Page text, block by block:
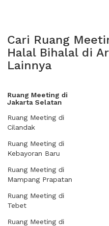
Cari Ruang
Halal Bihalal di
Lainnya
Ruang Meeting di
Jakarta Selatan
Ruang Meeting di
Cilandak
Ruang Meeting di
Kebayoran Baru
Ruang Meeting di
Mampang Prapatan
Ruang Meeting di
Tebet
Ruang Meeting di